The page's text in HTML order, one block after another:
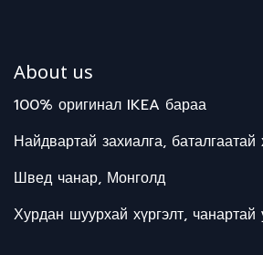
About us
100% оригинал IKEA бараа
Найдвартай захиалга, баталгаатай
Швед чанар, Монголд
Хурдан шуурхай хүргэлт, чанартай